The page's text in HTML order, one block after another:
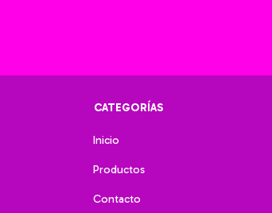
CATEGORÍAS
Inicio
Productos
Contacto